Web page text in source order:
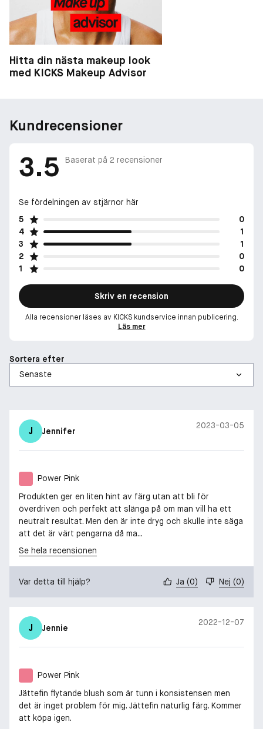
Hitta din nästa makeup look
med KICKS Makeup Advisor
Kundrecensioner
3.5 Baserat på 2 recensioner
Se fördelningen av stjärnor här
5
0
4
1
3
1
2
0
1
0
Skriv en recension
Alla recensioner läses av KICKS kundservice innan publicering.
Läs mer
Sortera efter
J Jennifer
2023-03-05
Power Pink
Produkten ger en liten hint av färg utan att bli för
överdriven och perfekt att slänga på om man vill ha ett
neutralt resultat. Men den är inte dryg och skulle inte säga
att det är värt pengarna då ma...
Se hela recensionen
Var detta till hjälp? Ja (0) Nej (0)
J Jennie
2022-12-07
Power Pink
Jättefin flytande blush som är tunn i konsistensen men
det är inget problem för mig. Jättefin naturlig färg. Kommer
att köpa igen.